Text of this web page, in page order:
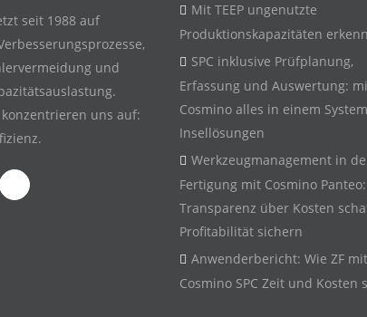
seit 1988 auf
und
uns auf:
Mit TEEP ungenutzte
Produktionskapazitäten
SPC inklusive Prüfplanung,
Erfassung und Auswertung:
Cosmino alles in einem
Insellösungen
Werkzeugmanagement in
Fertigung mit Cosmino Panteo:
Transparenz über Kosten
Profitabilität sichern
Anwenderbericht: Wie ZF mit
Cosmino SPC Zeit und Kosten